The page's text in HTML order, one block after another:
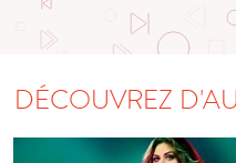
DÉCOUVREZ